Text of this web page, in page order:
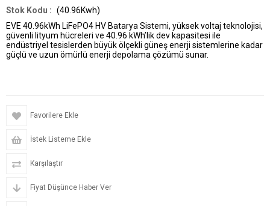
(40.96Kwh)
EVE 40.96kWh LiFePO4 HV Batarya Sistemi, yüksek voltaj teknolojisi,
güvenli lityum hücreleri ve 40.96 kWh’lik dev kapasitesi ile
endüstriyel tesislerden büyük ölçekli güneş enerji sistemlerine kadar
güçlü ve uzun ömürlü enerji depolama çözümü sunar.
Favorilere Ekle
İstek Listeme Ekle
Karşılaştır
Fiyat Düşünce Haber Ver